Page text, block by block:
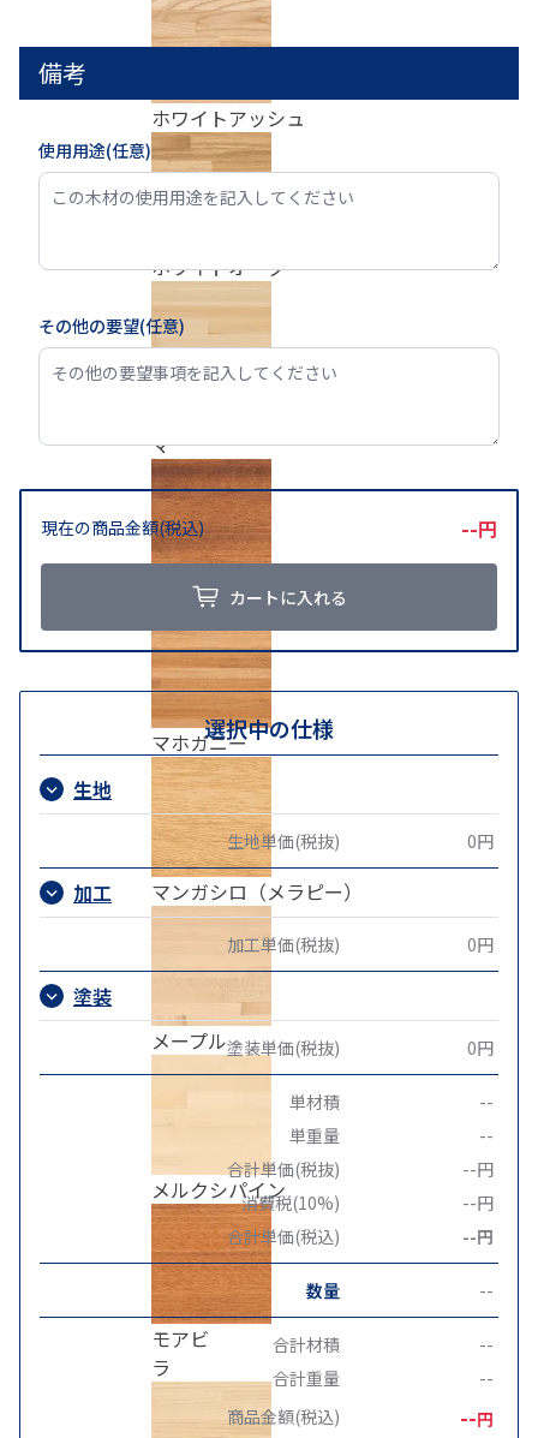
ホワイトアッシュ
ホワイトオーク
マ
マコレ
マホガニー
マンガシロ（メラピー）
メープル
メルクシパイン
モアビ
ラ
備考
使用用途(任意)
その他の要望(任意)
現在の商品金額(税込) --円
カートに入れる
選択中の仕様
生地
生地単価(税抜) 0円
加工
加工単価(税抜) 0円
塗装
塗装単価(税抜) 0円
単材積
--
単重量
--
合計単価(税抜)
--円
消費税(10%)
--円
合計単価(税込)
--円
数量 --
合計材積
--
合計重量
--
商品金額(税込)
--円